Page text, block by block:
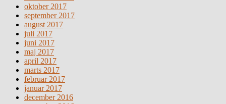
oktober 2017
september 2017
august 2017
juli 2017
juni 2017
maj 2017
april 2017
marts 2017
februar 2017
januar 2017
december 2016